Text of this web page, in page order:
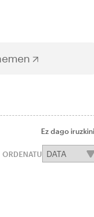
Ez dago
ORDENATU